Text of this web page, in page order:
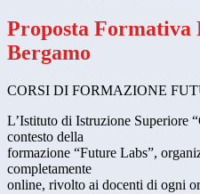
Proposta Formativa
Bergamo
CORSI DI FORMAZIONE
L’Istituto di Istruzione Superiore
contesto della
formazione “Future Labs”,
completamente
online, rivolto ai docenti di ogni